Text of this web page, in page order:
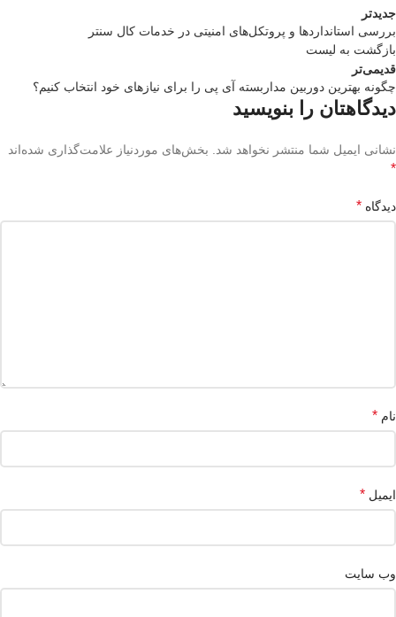
جدیدتر
بررسی استانداردها و پروتکل‌های امنیتی در خدمات کال سنتر
بازگشت بە لیست
قدیمی‌تر
چگونه بهترین دوربین مداربسته آی پی را برای نیازهای خود انتخاب کنیم؟
دیدگاهتان را بنویسید
نشانی ایمیل شما منتشر نخواهد شد. بخش‌های موردنیاز علامت‌گذاری شده‌اند
*
دیدگاه *
نام *
ایمیل *
وب‌ سایت